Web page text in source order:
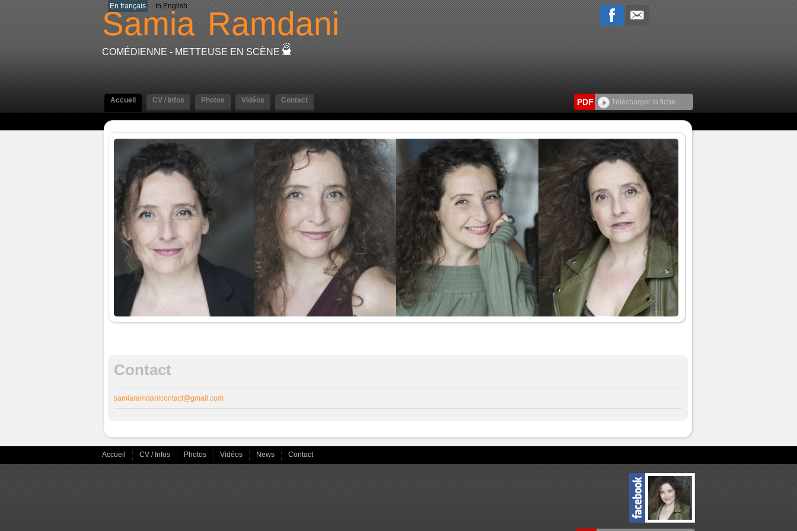
En français In English
Samia Ramdani
COMÉDIENNE - METTEUSE EN SCÈNE
Accueil CV / Infos Photos Vidéos Contact PDF Télécharger la fiche
Contact
samiaramdanicontact@gmail.com
Accueil CV / Infos Photos Vidéos News Contact